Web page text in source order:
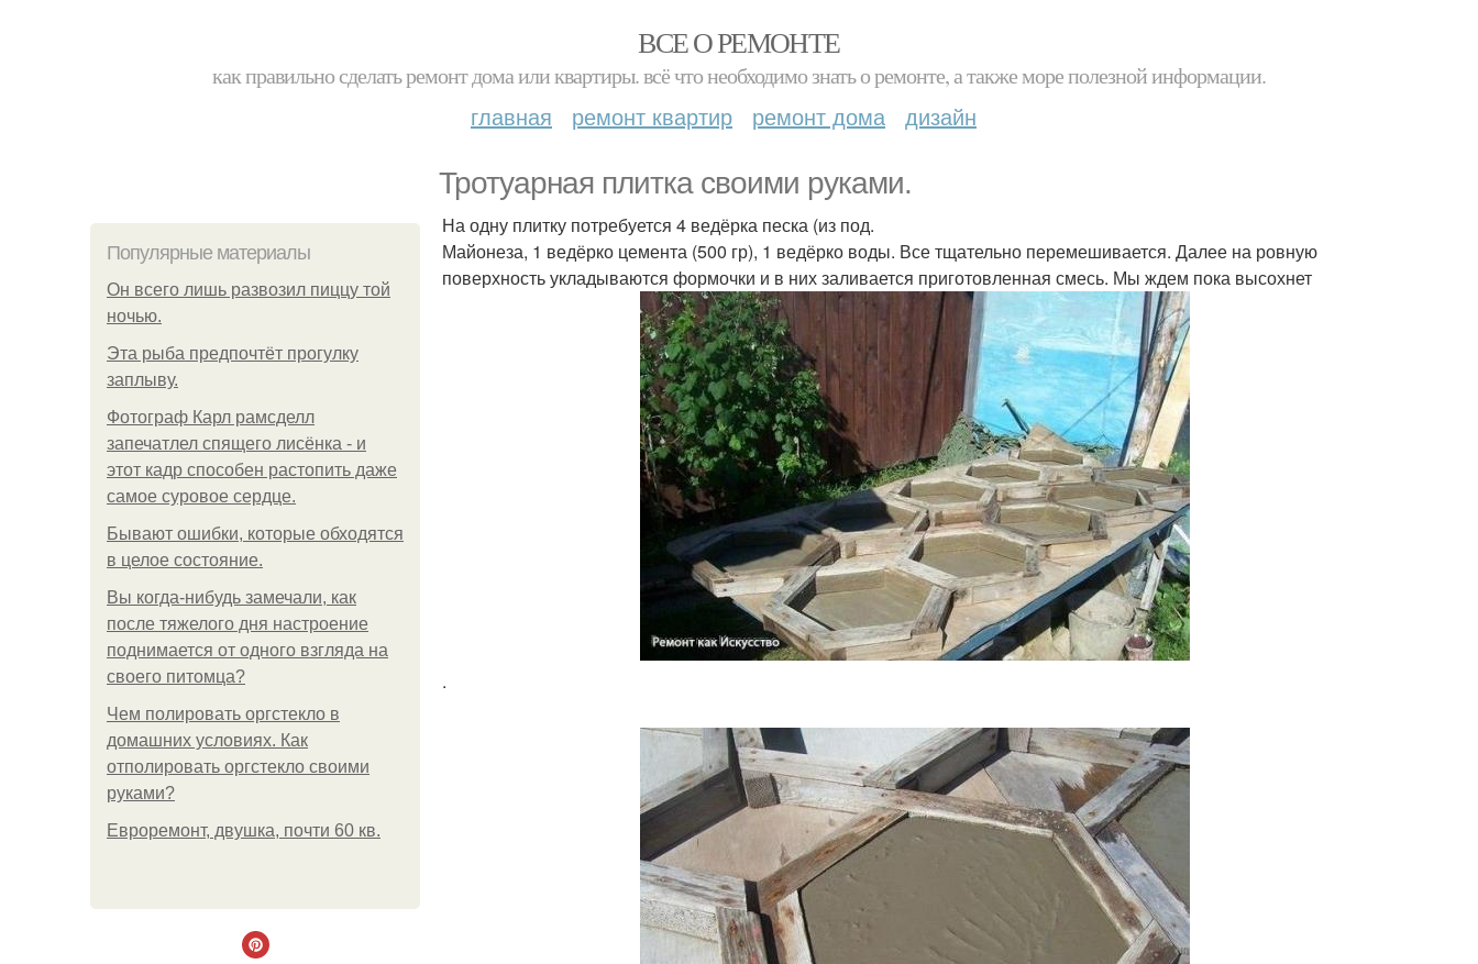
ВСЕ О РЕМОНТЕ
как правильно сделать ремонт дома или квартиры. всё что необходимо знать о ремонте, а также море полезной информации.
главная ремонт квартир ремонт дома дизайн
Тротуарная плитка своими руками.
Популярные материалы
Он всего лишь развозил пиццу той
ночью.
Эта рыба предпочтёт прогулку
заплыву.
Фотограф Карл рамсделл
запечатлел спящего лисёнка - и
этот кадр способен растопить даже
самое суровое сердце.
Бывают ошибки, которые обходятся
в целое состояние.
Вы когда-нибудь замечали, как
после тяжелого дня настроение
поднимается от одного взгляда на
своего питомца?
Чем полировать оргстекло в
домашних условиях. Как
отполировать оргстекло своими
руками?
Евроремонт, двушка, почти 60 кв.
На одну плитку потребуется 4 ведёрка песка (из под.
Майонеза, 1 ведёрко цемента (500 гр), 1 ведёрко воды. Все тщательно перемешивается. Далее на ровную
поверхность укладываются формочки и в них заливается приготовленная смесь. Мы ждем пока высохнет
.